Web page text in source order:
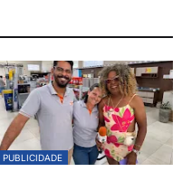
PUBLICIDADE